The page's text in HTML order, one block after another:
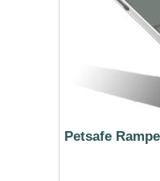
Petsafe